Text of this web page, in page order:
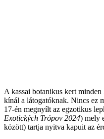
A kassai botanikus kert
kínál a látogatóknak. Nincs ez
17-én megnyílt az egzotikus
Exotických Trópov 2024) mely
között) tartja nyitva kapuit az